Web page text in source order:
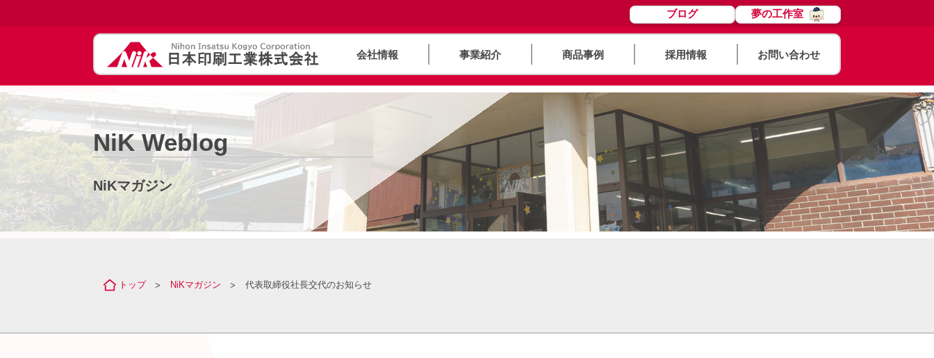
ブログ 夢の工作室
会社情報 事業紹介 商品事例 採用情報 お問い合わせ
NiK Weblog
NiKマガジン
トップ > NiKマガジン > 代表取締役社長交代のお知らせ